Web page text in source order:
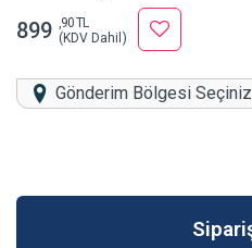
899 ,90 TL
(KDV Dahil)
Gönderim Bölgesi Seçiniz